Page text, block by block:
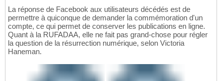
La réponse de Facebook aux utilisateurs décédés est de
permettre à quiconque de demander la commémoration d'un
compte, ce qui permet de conserver les publications en ligne.
Quant à la RUFADAA, elle ne fait pas grand-chose pour régler
la question de la résurrection numérique, selon Victoria
Haneman.